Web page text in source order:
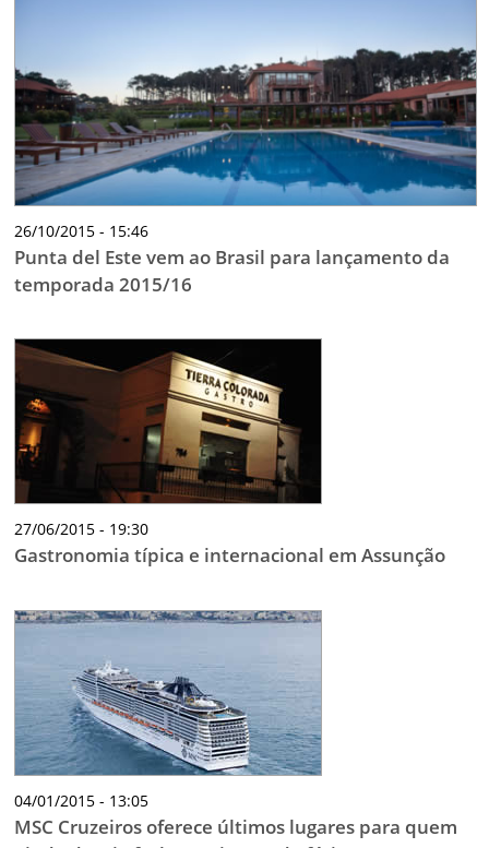
26/10/2015 - 15:46
Punta del Este vem ao Brasil para lançamento da
temporada 2015/16
27/06/2015 - 19:30
Gastronomia típica e internacional em Assunção
04/01/2015 - 13:05
MSC Cruzeiros oferece últimos lugares para quem